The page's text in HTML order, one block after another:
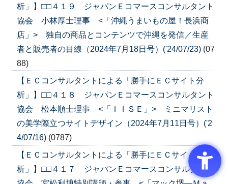
析」】□□４１９ ジャパンＥコマースコンサルタント
協会 小林厚士理事 <「沖縄うまいもの屋！長浜商
店」> 独自の商品とコンテンツで沖縄を発信／生産
者と販売者の目線（2024年7月18日号）('24/07/23) (07
88)
【ＥＣコンサルタントによる「勝手にＥＣサイト分
析」】□□４１８ ジャパンＥコマースコンサルタント
協会 松本順士理事 <「ＩＩＳＥ」> ミニマリスト
の美学際立つサイトデザイン（2024年7月11日号）('2
4/07/16) (0787)
【ＥＣコンサルタントによる「勝手にＥＣサイト分
析」】□□４１７ ジャパンＥコマースコンサルタント